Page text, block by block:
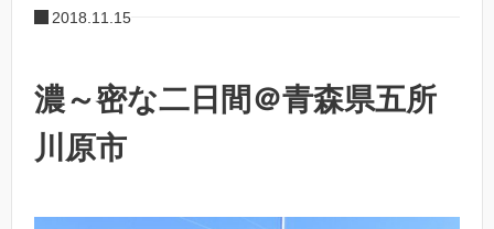
2018.11.15
濃～密な二日間＠青森県五所
川原市